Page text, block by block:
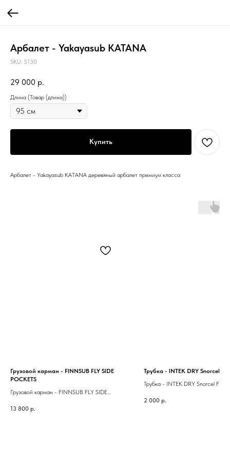
Арбалет - Yakayasub KATANA
SKU: 5130
29 000 р.
Длина (Товар (длина))
Купить
Арбалет - Yakayasub KATANA деревяный арбалет премиум класса
Грузовой карман - FINNSUB FLY SIDE
POCKETS
Грузовой карман - FINNSUB FLY SIDE
13 800 р.
Трубка - INTEK DRY Snorcel
Трубка - INTEK DRY Snorcel
2 000 р.